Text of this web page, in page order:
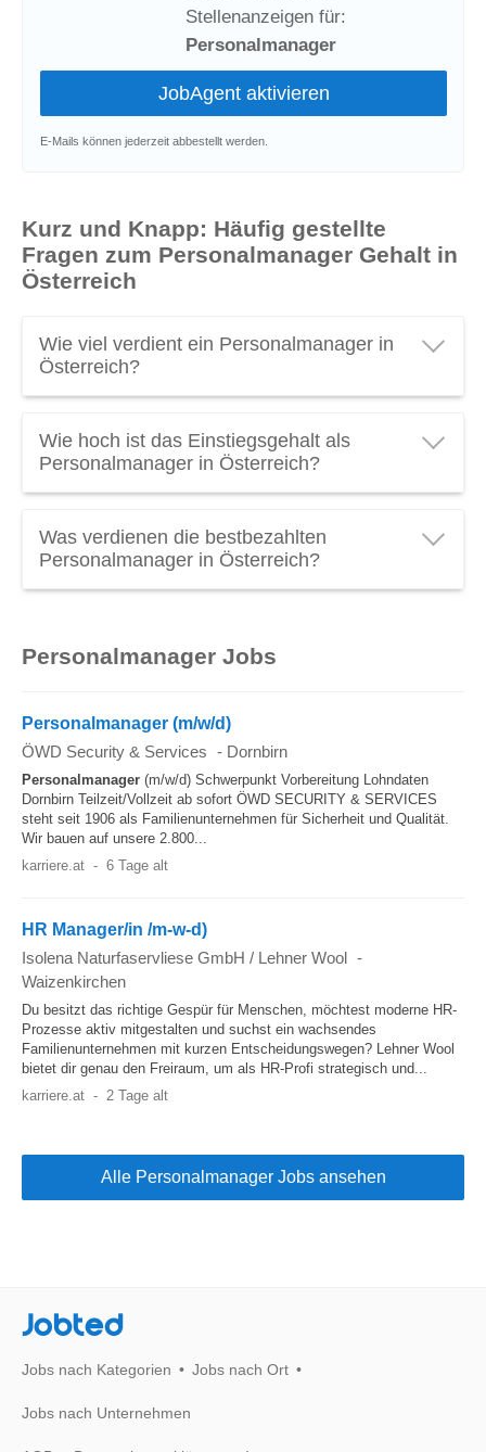
Stellenanzeigen für:
Personalmanager
E-Mails können jederzeit abbestellt werden.
Kurz und Knapp: Häufig gestellte
Fragen zum Personalmanager Gehalt in
Österreich
Wie viel verdient ein Personalmanager in
Österreich?
durchschnittlich€ 96.200 brutto pro Jahr
€ 6.870 brutto pro Monat. Verdienen Sie als
Personalmanager Gehalt
mal genauer an! (Stand
2026).
Wie hoch ist das Einstiegsgehalt als
Personalmanager in Österreich?
Personalmanagerin Österreich liegt bei
brutto pro Jahr.
Was verdienen die bestbezahlten
Personalmanager in Österreich?
Spitzengehälter in diesen Beruf entdecken:
Human Resources verdienen am meisten.
Personalmanager Jobs
Personalmanager (m/w/d)
ÖWD Security & Services - Dornbirn
Personalmanager (m/w/d) Schwerpunkt Vorbereitung Lohndaten
Dornbirn Teilzeit/Vollzeit ab sofort ÖWD SECURITY & SERVICES
steht seit 1906 als Familienunternehmen für Sicherheit und Qualität.
Wir bauen auf unsere 2.800...
karriere.at - 6 Tage alt
HR Manager/in /m-w-d)
Isolena Naturfaservliese GmbH / Lehner Wool -
Waizenkirchen
Du besitzt das richtige Gespür für Menschen, möchtest moderne HR-
Prozesse aktiv mitgestalten und suchst ein wachsendes
Familienunternehmen mit kurzen Entscheidungswegen? Lehner Wool
bietet dir genau den Freiraum, um als HR-Profi strategisch und...
karriere.at - 2 Tage alt
Alle Personalmanager Jobs ansehen
Jobted
Jobs nach Kategorien Jobs nach Ort
Jobs nach Unternehmen